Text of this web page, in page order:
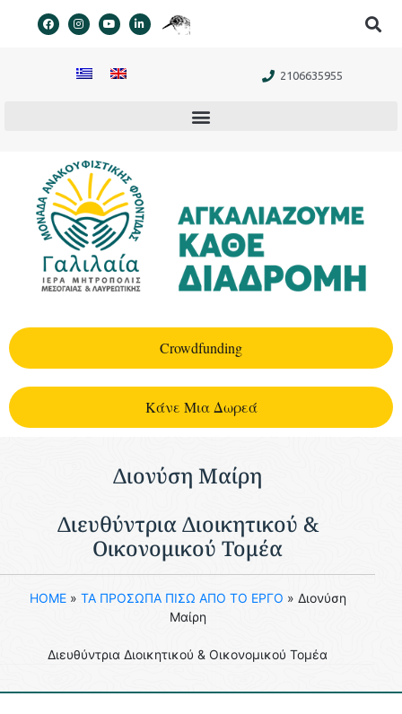
περιεχόμενο
2106635955
Crowdfunding
Kάνε Μια Δωρεά
Διονύση Μαίρη
Διευθύντρια Διοικητικού &
Οικονομικού Τομέα​
HOME» ΤΑ ΠΡΟΣΩΠΑ ΠΙΣΩ ΑΠΟ ΤΟ ΕΡΓΟ » Διονύση
Μαίρη
Διευθύντρια Διοικητικού & Οικονομικού Τομέα​